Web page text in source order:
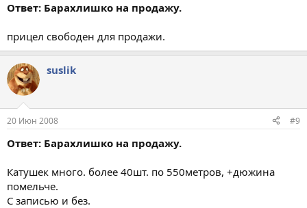
Ответ: Барахлишко на продажу.
прицел свободен для продажи.
suslik
20 Июн 2008 #9
Ответ: Барахлишко на продажу.
Катушек много. более 40шт. по 550метров, +дюжина
помельче.
С записью и без.